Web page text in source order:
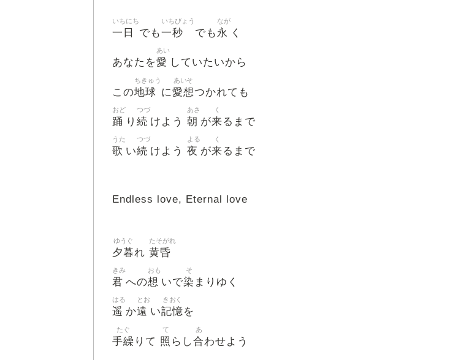
一日
いちにち
でも一秒
いちびょう
でも 永
なが
く
あなたを愛
あい
していたいから
この地球
ちきゅう
に愛想
あいそ
つかれても
踊
おど
り 続
つづ
けよう 朝
あさ
が来
く
るまで
歌
うた
い続
つづ
けよう 夜
よる
が来
く
るまで
Endless love, Eternal love
夕暮
ゆうぐ
れ 黄昏
たそがれ
君
きみ
への想
おも
いで染
そ
まりゆく
遥
はる
か遠
とお
い記憶
きおく
を
手繰
たぐ
りて 照
て
らし合
あ
わせよう